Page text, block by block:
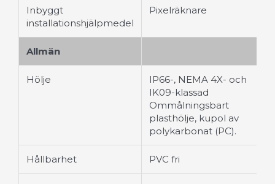
Inbyggt
installationshjälpmedel
Pixelräknare
Allmän
Hölje
IP66-, NEMA 4X- och
IK09-klassad
Ommålningsbart
plasthölje, kupol av
polykarbonat (PC).
Hållbarhet PVC fri